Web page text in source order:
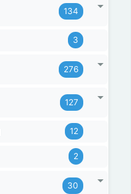
134
3
276
127
12
2
30